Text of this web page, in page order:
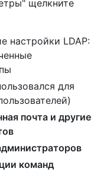
щелкните
настройки LDAP:
для
почта и другие
команд